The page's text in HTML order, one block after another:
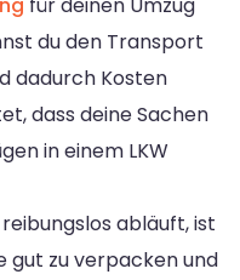
du den Transport
dadurch Kosten
dass deine Sachen
in einem LKW
abläuft, ist
gut zu verpacken und